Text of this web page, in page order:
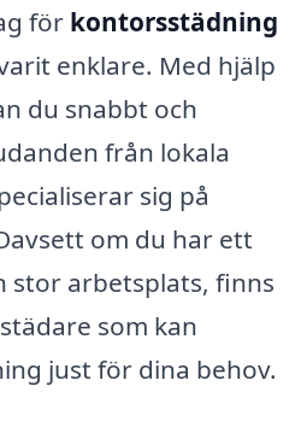
för kontorsstädning
enklare. Med hjälp
du snabbt och
från lokala
sig på
om du har ett
stor arbetsplats, finns
som kan
just för dina behov.